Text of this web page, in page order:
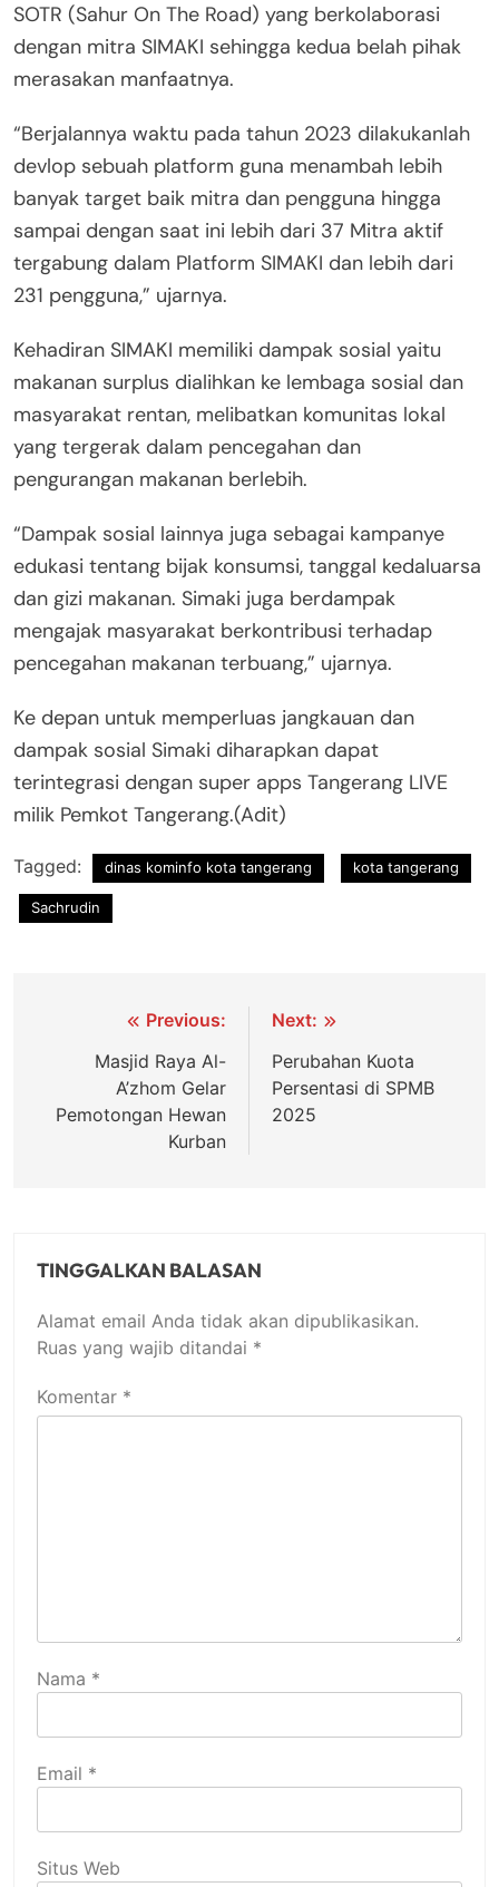
SOTR (Sahur On The Road) yang berkolaborasi
dengan mitra SIMAKI sehingga kedua belah pihak
merasakan manfaatnya.
“Berjalannya waktu pada tahun 2023 dilakukanlah
devlop sebuah platform guna menambah lebih
banyak target baik mitra dan pengguna hingga
sampai dengan saat ini lebih dari 37 Mitra aktif
tergabung dalam Platform SIMAKI dan lebih dari
231 pengguna,” ujarnya.
Kehadiran SIMAKI memiliki dampak sosial yaitu
makanan surplus dialihkan ke lembaga sosial dan
masyarakat rentan, melibatkan komunitas lokal
yang tergerak dalam pencegahan dan
pengurangan makanan berlebih.
“Dampak sosial lainnya juga sebagai kampanye
edukasi tentang bijak konsumsi, tanggal kedaluarsa
dan gizi makanan. Simaki juga berdampak
mengajak masyarakat berkontribusi terhadap
pencegahan makanan terbuang,” ujarnya.
Ke depan untuk memperluas jangkauan dan
dampak sosial Simaki diharapkan dapat
terintegrasi dengan super apps Tangerang LIVE
milik Pemkot Tangerang.(Adit)
Tagged: dinas kominfo kota tangerang kota tangerang
Sachrudin
Navigasi Previous:
Masjid Raya Al-
A’zhom Gelar
Pemotongan Hewan
Kurban
Next:
Perubahan Kuota
Persentasi di SPMB
2025
TINGGALKAN BALASAN
Alamat email Anda tidak akan dipublikasikan.
Ruas yang wajib ditandai *
Komentar *
Nama *
Email *
Situs Web